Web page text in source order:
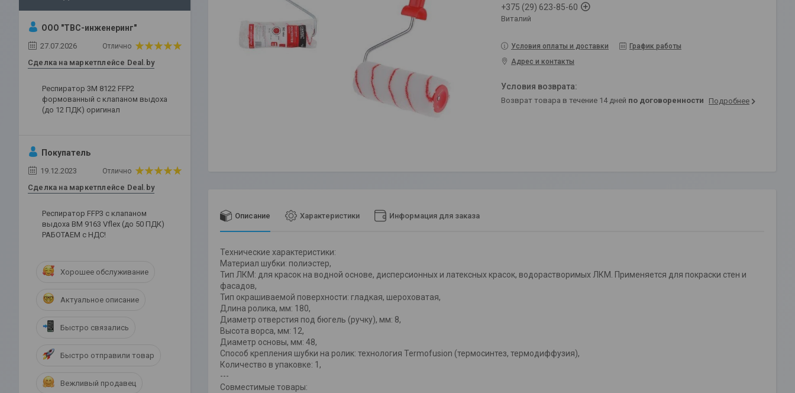
+375 (29) 623-85-60
Виталий
Условия оплаты и доставки
График работы
Адрес и контакты
возврат товара в течение 14 дней по договоренности Подробнее
Описание Характеристики Информация для заказа
Технические характеристики:
Материал шубки: полиэстер,
Тип ЛКМ: для красок на водной основе, дисперсионных и латексных красок, водорастворимых ЛКМ. Применяется для покраски стен и
фасадов,
Тип окрашиваемой поверхности: гладкая, шероховатая,
Длина ролика, мм: 180,
Диаметр отверстия под бюгель (ручку), мм: 8,
Высота ворса, мм: 12,
Диаметр основы, мм: 48,
Способ крепления шубки на ролик: технология Termofusion (термосинтез, термодиффузия),
Количество в упаковке: 1,
---
Совместимые товары:
ООО "ТВС-инженеринг"
27.07.2026 Отлично
Сделка на маркетплейсе Deal.by
Респиратор 3М 8122 FFP2
формованный с клапаном выдоха
(до 12 ПДК) оригинал
Покупатель
19.12.2023 Отлично
Сделка на маркетплейсе Deal.by
Респиратор FFP3 c клапаном
выдоха ВМ 9163 Vflex (до 50 ПДК)
РАБОТАЕМ с НДС!
Хорошее обслуживание
Актуальное описание
Быстро связались
Быстро отправили товар
Вежливый продавец